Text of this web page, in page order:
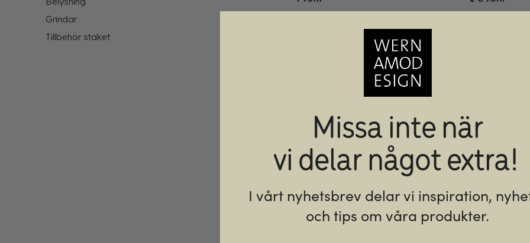
Grindar
Tillbehör staket
Pergola Flex Beslag 4-vägs Pergola Flex Beslag 5-
Missa inte när
vi delar något extra!
I vårt nyhetsbrev delar vi inspiration,
och tips om våra produkter.